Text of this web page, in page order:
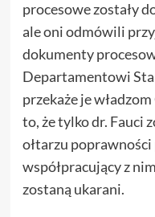
procesowe zostały
ale oni odmówili
dokumenty
Departamentowi
przekaże je
to, że tylko dr. Fauci
ołtarzu
współpracujący z
zostaną ukarani.